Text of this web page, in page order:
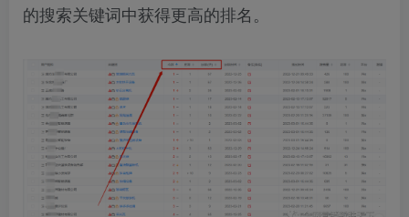
的搜索关键词中获得更高的排名。